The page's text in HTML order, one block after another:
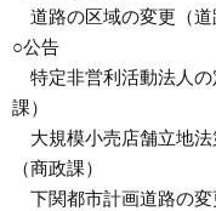
道路の区域の変更（道
○公告
特定非営利活動法人の
課）
大規模小売店舗立地法
（商政課）
下関都市計画道路の変